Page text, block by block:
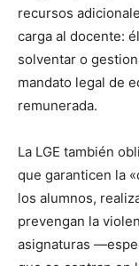
recursos
carga al docente:
solventar o
mandato legal de
remunerada.
La LGE también
que garanticen la
los alumnos,
prevengan la
asignaturas